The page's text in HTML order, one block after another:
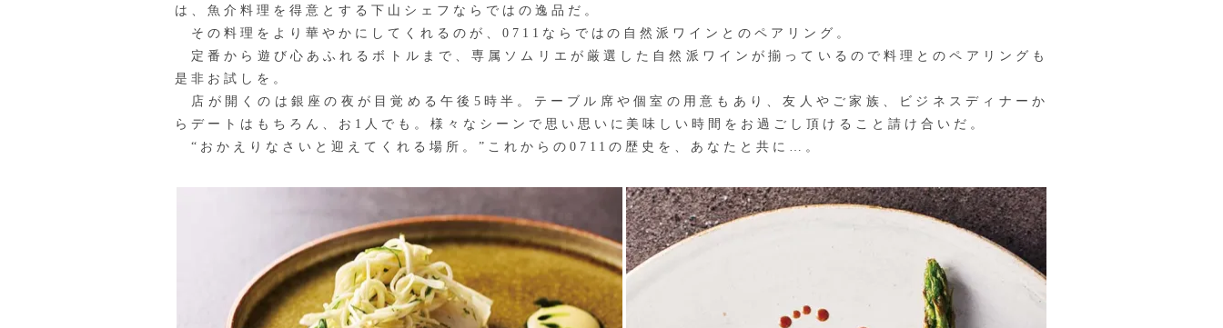
は、魚介料理を得意とする下山シェフならではの逸品だ。
その料理をより華やかにしてくれるのが、0711ならではの自然派ワインとのペアリング。
定番から遊び心あふれるボトルまで、専属ソムリエが厳選した自然派ワインが揃っているので料理とのペアリングも
是非お試しを。
店が開くのは銀座の夜が目覚める午後5時半。テーブル席や個室の用意もあり、友人やご家族、ビジネスディナーか
らデートはもちろん、お1人でも。様々なシーンで思い思いに美味しい時間をお過ごし頂けること請け合いだ。
“おかえりなさいと迎えてくれる場所。”これからの0711の歴史を、あなたと共に…。